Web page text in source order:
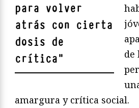
para volver
atrás con cierta
dosis de
crítica"
de
amargura y crítica social.